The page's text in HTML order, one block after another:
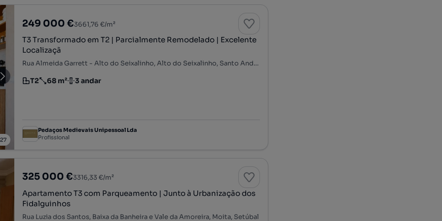
27
249 000 €3661,76 €/m²
T3 Transformado em T2 | Parcialmente Remodelado | Excelente
Localizaçã
Rua Almeida Garrett - Alto do Seixalinho, Alto do Seixalinho, Santo André e Verderena, Barreiro, Setúbal
Tipologia
T2
Preço por metro quadrado
68 m²
Andar 3 andar
Pedaços Medievais Unipessoal Lda
Profissional
325 000 €3316,33 €/m²
Apartamento T3 com Parqueamento | Junto à Urbanização dos
Fidalguinhos
Rua Luzia dos Santos, Baixa da Banheira e Vale da Amoreira, Moita, Setúbal